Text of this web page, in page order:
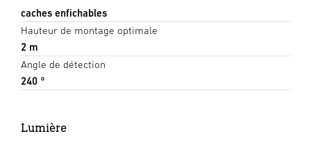
caches enfichables
Hauteur de montage optimale
2 m
Angle de détection
240 °
Lumière